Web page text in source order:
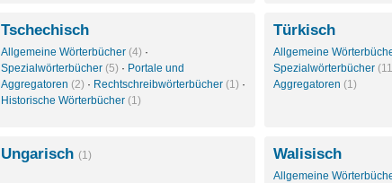
Tschechisch
Allgemeine Wörterbücher (4) ·
Spezialwörterbücher (5) · Portale und
Aggregatoren (2) · Rechtschreibwörterbücher (1) ·
Historische Wörterbücher (1)
Türkisch
Allgemeine
Spezialwörterbücher
Aggregatoren (1)
Ungarisch (1) Walisisch
Allgemeine